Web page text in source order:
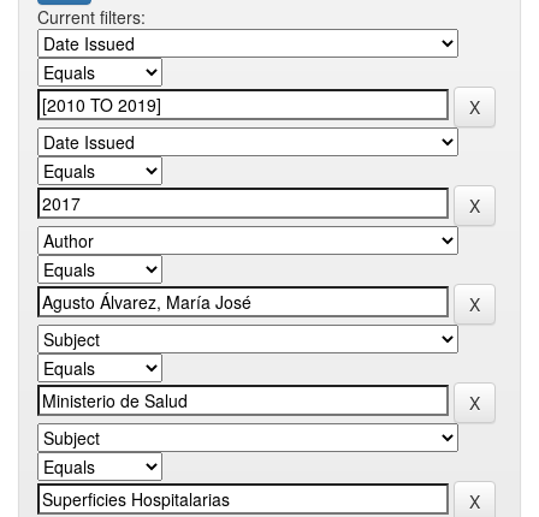
Current filters: